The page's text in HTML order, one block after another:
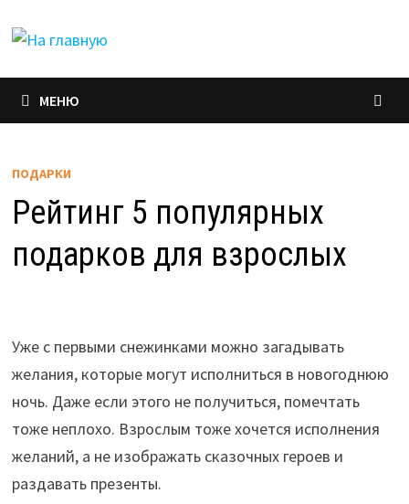
МЕНЮ
ПОДАРКИ
Рейтинг 5 популярных
подарков для взрослых
Уже с первыми снежинками можно загадывать
желания, которые могут исполниться в новогоднюю
ночь. Даже если этого не получиться, помечтать
тоже неплохо. Взрослым тоже хочется исполнения
желаний, а не изображать сказочных героев и
раздавать презенты.